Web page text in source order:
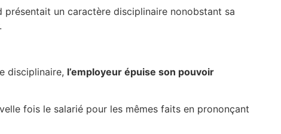
un caractère disciplinaire nonobstant sa
disciplinaire, l’employeur épuise son pouvoir
fois le salarié pour les mêmes faits en prononçant